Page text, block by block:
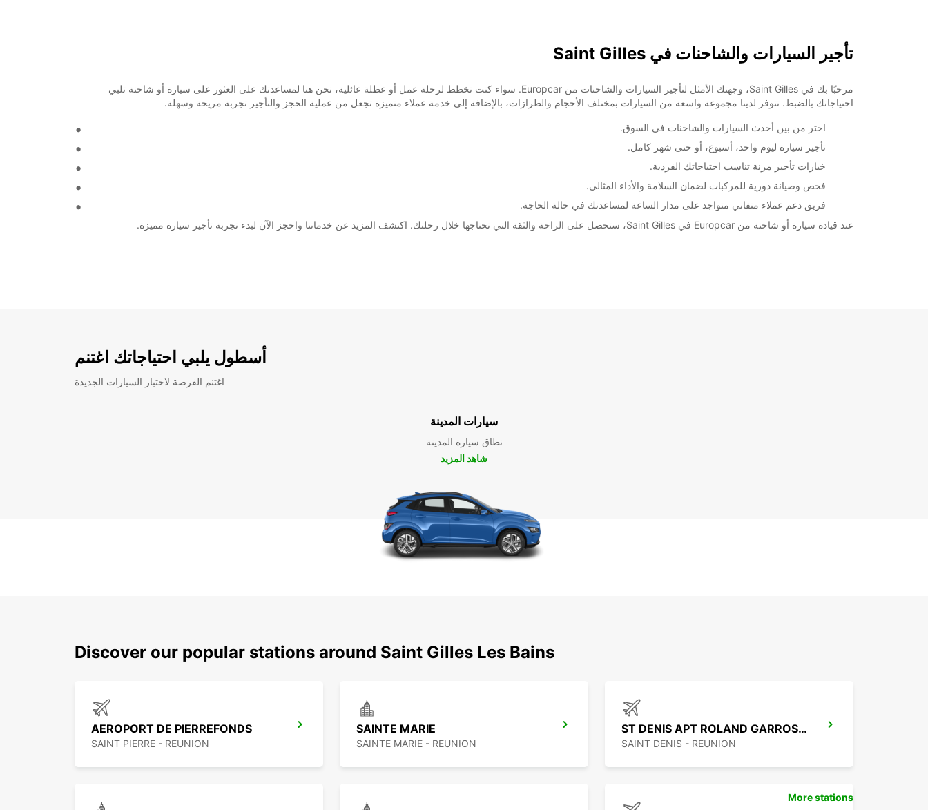
تأجير السيارات والشاحنات في Saint Gilles
مرحبًا بك في Saint Gilles، وجهتك الأمثل لتأجير السيارات والشاحنات من Europcar. سواء كنت تخطط لرحلة عمل أو عطلة عائلية، نحن هنا لمساعدتك على العثور على سيارة أو شاحنة تلبي
احتياجاتك بالضبط. تتوفر لدينا مجموعة واسعة من السيارات بمختلف الأحجام والطرازات، بالإضافة إلى خدمة عملاء متميزة تجعل من عملية الحجز والتأجير تجربة مريحة وسهلة.
اختر من بين أحدث السيارات والشاحنات في السوق.
تأجير سيارة ليوم واحد، أسبوع، أو حتى شهر كامل.
خيارات تأجير مرنة تناسب احتياجاتك الفردية.
فحص وصيانة دورية للمركبات لضمان السلامة والأداء المثالي.
فريق دعم عملاء متفاني متواجد على مدار الساعة لمساعدتك في حالة الحاجة.
عند قيادة سيارة أو شاحنة من Europcar في Saint Gilles، ستحصل على الراحة والثقة التي تحتاجها خلال رحلتك. اكتشف المزيد عن خدماتنا واحجز الآن لبدء تجربة تأجير سيارة مميزة.
أسطول يلبي احتياجاتك اغتنم
اغتنم الفرصة لاختبار السيارات الجديدة
سيارات المدينة
نطاق سيارة المدينة
شاهد المزيد
Discover our popular stations around Saint Gilles Les Bains
AEROPORT DE PIERREFONDS
SAINT PIERRE - REUNION
SAINTE MARIE
SAINTE MARIE - REUNION
ST DENIS APT ROLAND GARROS *RY*
SAINT DENIS - REUNION
More stations